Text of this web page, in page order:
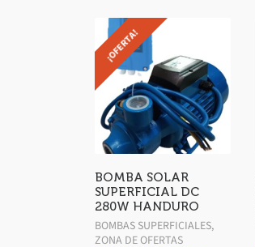
¡OFERTA!
BOMBA SOLAR
SUPERFICIAL DC
280W HANDURO
BOMBAS SUPERFICIALES,
ZONA DE OFERTAS